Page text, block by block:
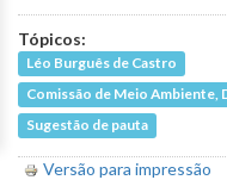
Tópicos:
Léo Burguês de Castro
Comissão de Meio Ambiente,
Sugestão de pauta
Versão para impressão